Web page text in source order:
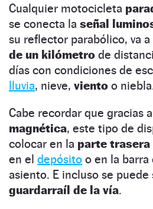
Cualquier motocicleta
se conecta la señal
su reflector parabólico, va
de un kilómetro de
días con condiciones de
lluvia, nieve, viento o
Cabe recordar que gracias
magnética, este tipo de
colocar en la parte trasera
en el depósito o en la
asiento. E incluso se
guardarraíl de la vía.